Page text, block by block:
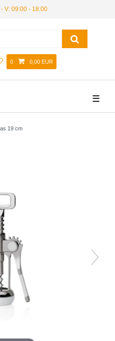
V: 09:00 - 18:00
0 0,00 EUR
☰
19 cm